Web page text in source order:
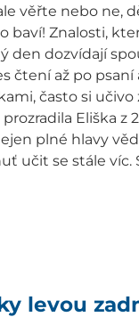
věřte nebo ne,
baví! Znalosti,
den dozvídají
čtení až po psaní
často si
prozradila Eliška z
plné hlavy
učit se stále víc.
levou